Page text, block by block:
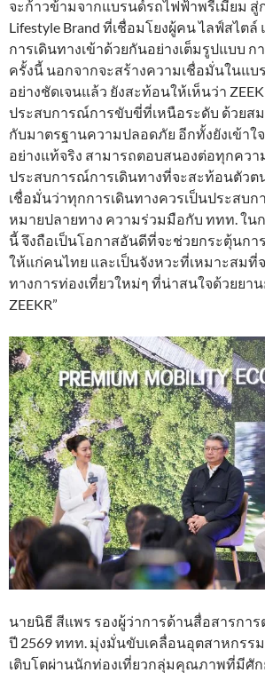
จะก้าวข้ามจากแบรนด์รถไฟฟ้าพรีเมียม สู่
Lifestyle Brand ที่เชื่อมโยงผู้คน ไลฟ์สไต
การเดินทางเข้าด้วยกันอย่างเต็มรูปแบบ
ครั้งนี้ นอกจากจะสร้างความเชื่อมั่นในแบ
อย่างชัดเจนแล้ว ยังสะท้อนให้เห็นว่า
ประสบการณ์การขับขี่ที่เหนือระดับ ด้วยส
กับมาตรฐานความปลอดภัย อีกทั้งยังเข้า
อย่างแท้จริง สามารถตอบสนองต่อทุกควา
ประสบการณ์การเดินทางที่จะสะท้อนตัวตน
เชื่อมั่นว่าทุกการเดินทางควรเป็นประสบ
หมายปลายทาง ความร่วมมือกับ ททท. ใน
นี้ จึงถือเป็นโอกาสอันดีที่จะช่วยกระตุ้นกา
ให้แก่คนไทย และเป็นจังหวะที่เหมาะสมที่
ทางการท่องเที่ยวใหม่ๆ ที่น่าสนใจด้วยยา
ZEEKR”
นายนิธี สีแพร รองผู้ว่าการด้านสื่อสารกา
ปี 2569 ททท. มุ่งมั่นขับเคลื่อนอุตสาหกรร
เติบโตผ่านนักท่องเที่ยวกลุ่มคุณภาพที่มีศั